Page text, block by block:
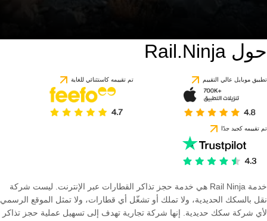
حول Rail.Ninja
تطبيق موبايل عالي التقييم تم تقييمه كاستثنائي للغاية
تم تقييمه كجيد جدًا
خدمة Rail Ninja هي خدمة حجز تذاكر القطارات عبر الإنترنت. ليست شركة
نقل بالسكك الحديدية، ولا تملك أو تشغّل أي قطارات، ولا تمثل الموقع الرسمي
لأي شركة سكك حديدية. إنها شركة تجارية تهدف إلى تسهيل عملية حجز تذاكر